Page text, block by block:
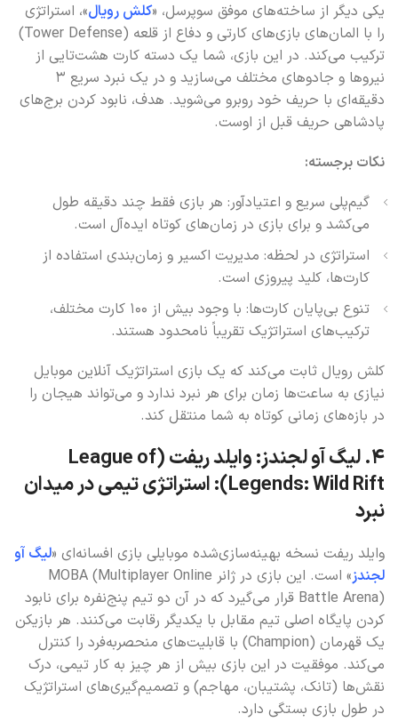
یکی دیگر از ساخته‌های موفق سوپرسل، «کلش رویال»، استراتژی
را با المان‌های بازی‌های کارتی و دفاع از قلعه (Tower Defense)
ترکیب می‌کند. در این بازی، شما یک دسته کارت هشت‌تایی از
نیروها و جادوهای مختلف می‌سازید و در یک نبرد سریع ۳
دقیقه‌ای با حریف خود روبرو می‌شوید. هدف، نابود کردن برج‌های
پادشاهی حریف قبل از اوست.
نکات برجسته:
گیم‌پلی سریع و اعتیادآور: هر بازی فقط چند دقیقه طول
می‌کشد و برای بازی در زمان‌های کوتاه ایده‌آل است.
استراتژی در لحظه: مدیریت اکسیر و زمان‌بندی استفاده از
کارت‌ها، کلید پیروزی است.
تنوع بی‌پایان کارت‌ها: با وجود بیش از ۱۰۰ کارت مختلف،
ترکیب‌های استراتژیک تقریباً نامحدود هستند.
کلش رویال ثابت می‌کند که یک بازی استراتژیک آنلاین موبایل
نیازی به ساعت‌ها زمان برای هر نبرد ندارد و می‌تواند هیجان را
در بازه‌های زمانی کوتاه به شما منتقل کند.
۴. لیگ آو لجندز: وایلد ریفت (League of
Legends: Wild Rift): استراتژی تیمی در میدان
نبرد
وایلد ریفت نسخه بهینه‌سازی‌شده موبایلی بازی افسانه‌ای «لیگ آو
لجندز
» است. این بازی در ژانر MOBA (Multiplayer Online
Battle Arena) قرار می‌گیرد که در آن دو تیم پنج‌نفره برای نابود
کردن پایگاه اصلی تیم مقابل با یکدیگر رقابت می‌کنند. هر بازیکن
یک قهرمان (Champion) با قابلیت‌های منحصربه‌فرد را کنترل
می‌کند. موفقیت در این بازی بیش از هر چیز به کار تیمی، درک
نقش‌ها (تانک، پشتیبان، مهاجم) و تصمیم‌گیری‌های استراتژیک
در طول بازی بستگی دارد.